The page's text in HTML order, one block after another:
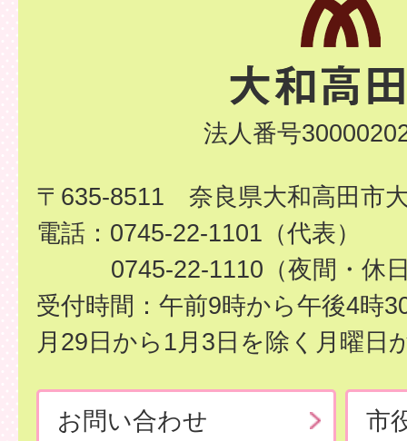
法人番号
〒635-8511 奈良県大和高田市
電話：0745-22-1101（代表）
0745-22-1110（夜間・休
受付時間：午前9時から午後4時
月29日から1月3日を除く月曜日
お問い合わせ 市